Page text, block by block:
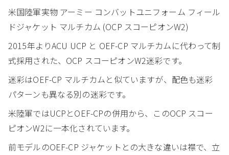
米国陸軍実物 アーミー コンバットユニフォーム フィール
ドジャケット マルチカム (OCP スコーピオンW2)
2015年よりACU UCP と OEF-CP マルチカムに代わって制
式採用された、OCP スコーピオンW2迷彩です。
迷彩はOEF-CP マルチカムと似ていますが、配色も迷彩
パターンも異なる別の迷彩です。
米陸軍ではUCPとOEF-CPの併用から、このOCP スコー
ピオンW2に一本化されています。
前モデルのOEF-CP ジャケットとの大きな違いは襟で、立